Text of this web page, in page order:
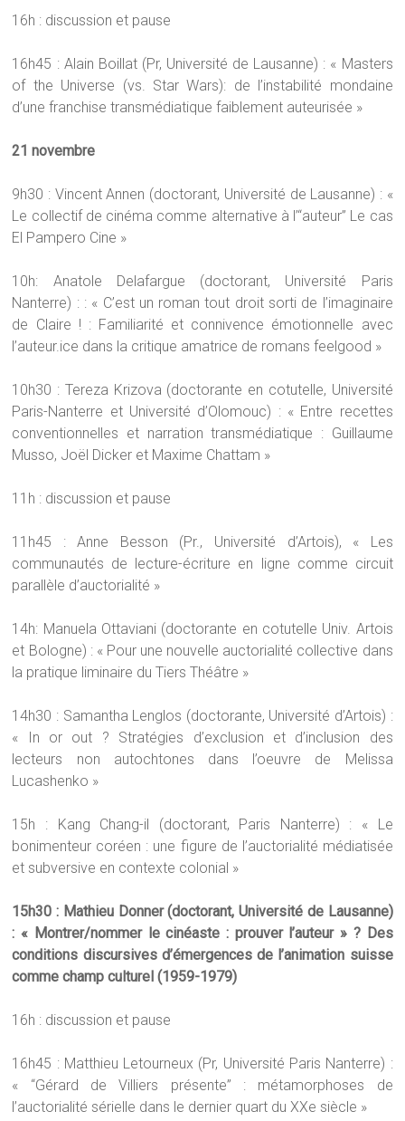
16h : discussion et pause
16h45 : Alain Boillat (Pr, Université de Lausanne) : « Masters
of the Universe (vs. Star Wars): de l’instabilité mondaine
d’une franchise transmédiatique faiblement auteurisée »
21 novembre
9h30 : Vincent Annen (doctorant, Université de Lausanne) : «
Le collectif de cinéma comme alternative à l’“auteur” Le cas
El Pampero Cine »
10h: Anatole Delafargue (doctorant, Université Paris
Nanterre) : : « C’est un roman tout droit sorti de l’imaginaire
de Claire ! : Familiarité et connivence émotionnelle avec
l’auteur.ice dans la critique amatrice de romans feelgood »
10h30 : Tereza Krizova (doctorante en cotutelle, Université
Paris-Nanterre et Université d’Olomouc) : « Entre recettes
conventionnelles et narration transmédiatique : Guillaume
Musso, Joël Dicker et Maxime Chattam »
11h : discussion et pause
11h45 : Anne Besson (Pr., Université d’Artois), « Les
communautés de lecture-écriture en ligne comme circuit
parallèle d’auctorialité »
14h: Manuela Ottaviani (doctorante en cotutelle Univ. Artois
et Bologne) : « Pour une nouvelle auctorialité collective dans
la pratique liminaire du Tiers Théâtre »
14h30 : Samantha Lenglos (doctorante, Université d’Artois) :
« In or out ? Stratégies d’exclusion et d’inclusion des
lecteurs non autochtones dans l’oeuvre de Melissa
Lucashenko »
15h : Kang Chang-il (doctorant, Paris Nanterre) : « Le
bonimenteur coréen : une figure de l’auctorialité médiatisée
et subversive en contexte colonial »
15h30 : Mathieu Donner (doctorant, Université de Lausanne)
: « Montrer/nommer le cinéaste : prouver l’auteur » ? Des
conditions discursives d’émergences de l’animation suisse
comme champ culturel (1959-1979)
16h : discussion et pause
16h45 : Matthieu Letourneux (Pr, Université Paris Nanterre) :
« “Gérard de Villiers présente” : métamorphoses de
l’auctorialité sérielle dans le dernier quart du XXe siècle »